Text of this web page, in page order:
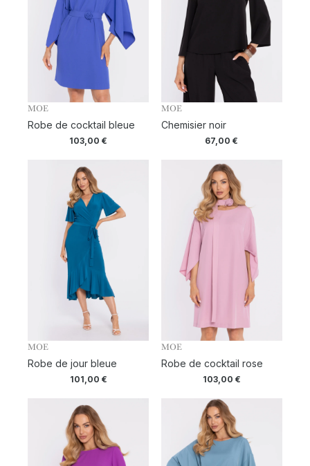
MOE
Robe de cocktail bleue
103,00€
MOE
Chemisier noir
67,00€
MOE
Robe de jour bleue
101,00 €
MOE
Robe de cocktail rose
103,00 €